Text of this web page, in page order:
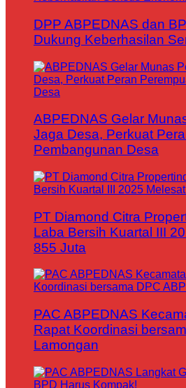
DPP ABPEDNAS dan
Dukung Keberhasilan
ABPEDNAS Gelar
Jaga Desa, Perkuat
Pembangunan Desa
PT Diamond Citra
Laba Bersih Kuartal III
855 Juta
PAC ABPEDNAS
Rapat Koordinasi
Lamongan